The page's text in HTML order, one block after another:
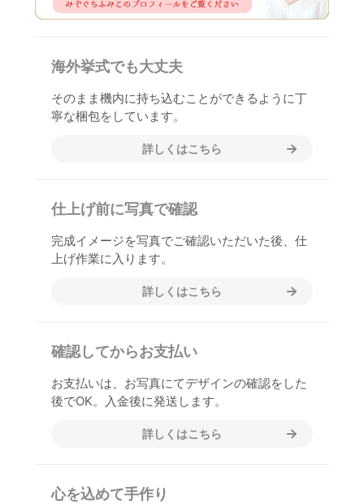
海外挙式でも大丈夫
そのまま機内に持ち込むことができるように丁
寧な梱包をしています。
詳しくはこちら
仕上げ前に写真で確認
完成イメージを写真でご確認いただいた後、仕
上げ作業に入ります。
詳しくはこちら
確認してからお支払い
お支払いは、お写真にてデザインの確認をした
後でOK。入金後に発送します。
詳しくはこちら
心を込めて手作り